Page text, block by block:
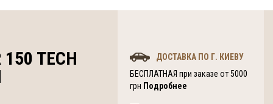
150 TECH
ДОСТАВКА ПО Г. КИЕВУ
БЕСПЛАТНАЯ при заказе от 5000
грн Подробнее